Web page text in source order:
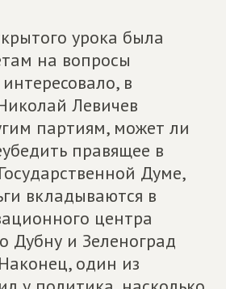
урока была
на вопросы
в
Левичев
партиям, может ли
правящее в
Думе,
вкладываются в
центра
Дубну и Зеленоград
один из